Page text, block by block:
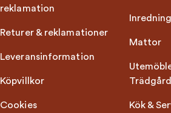
reklamation
Returer & reklamationer
Leveransinformation
Köpvillkor
Cookies
Inredning
Mattor
Kök &